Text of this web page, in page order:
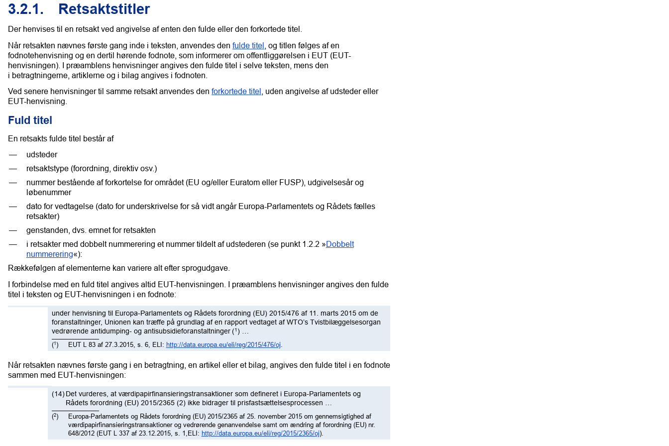
3.2.1. Retsaktstitler
Der henvises til en retsakt ved angivelse af enten den fulde eller den forkortede titel.
Når retsakten nævnes første gang inde i teksten, anvendes den fulde titel , og titlen følges af en
fodnotehenvisning og en dertil hørende fodnote, som informerer om offentliggørelsen i EUT (EUT-
henvisningen). I præamblens henvisninger angives den fulde titel i selve teksten, mens den
i betragtningerne, artiklerne og i bilag angives i fodnoten.
Ved senere henvisninger til samme retsakt anvendes den forkortede titel , uden angivelse af udsteder eller
EUT-henvisning.
Fuld titel
En retsakts fulde titel består af
udsteder
retsaktstype (forordning, direktiv osv.)
nummer bestående af forkortelse for området (EU og/eller Euratom eller FUSP), udgivelsesår og
løbenummer
dato for vedtagelse (dato for underskrivelse for så vidt angår Europa-Parlamentets og Rådets fælles
retsakter)
genstanden, dvs. emnet for retsakten
i retsakter med dobbelt nummerering et nummer tildelt af udstederen (se punkt 1.2.2 »Dobbelt
nummerering«):
Rækkefølgen af elementerne kan variere alt efter sprogudgave.
I forbindelse med en fuld titel angives altid EUT-henvisningen. I præamblens henvisninger angives den fulde
titel i teksten og EUT-henvisningen i en fodnote:
under henvisning til Europa-Parlamentets og Rådets forordning (EU) 2015/476 af 11. marts 2015 om de
foranstaltninger, Unionen kan træffe på grundlag af en rapport vedtaget af WTO’s Tvistbilæggelsesorgan
vedrørende antidumping- og antisubsidieforanstaltninger (1 )
(1) EUT L 83 af 27.3.2015, s. 6, ELI: http://data.europa.eu/eli/reg/2015/476/oj
Når retsakten nævnes første gang i en betragtning, en artikel eller et bilag, angives den fulde titel i en fodnote
sammen med EUT-henvisningen:
(14) Det vurderes, at værdipapirfinansieringstransaktioner som defineret i Europa-Parlamentets og
Rådets forordning (EU) 2015/2365 (2) ikke bidrager til prisfastsættelsesprocessen …
(2)
Europa-Parlamentets og Rådets forordning (EU) 2015/2365 af 25. november 2015 om gennemsigtighed af
værdipapirfinansieringstransaktioner og vedrørende genanvendelse samt om ændring af forordning (EU) nr.
648/2012 (EUT L 337 af 23.12.2015, s. 1,ELI: http://data.europa.eu/eli/reg/2015/2365/oj).